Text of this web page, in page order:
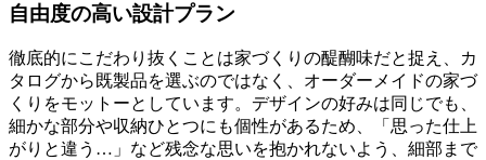
自由度の高い設計プラン
徹底的にこだわり抜くことは家づくりの醍醐味だと捉え、カ
タログから既製品を選ぶのではなく、オーダーメイドの家づ
くりをモットーとしています。デザインの好みは同じでも、
細かな部分や収納ひとつにも個性があるため、「思った仕上
がりと違う…」など残念な思いを抱かれないよう、細部まで